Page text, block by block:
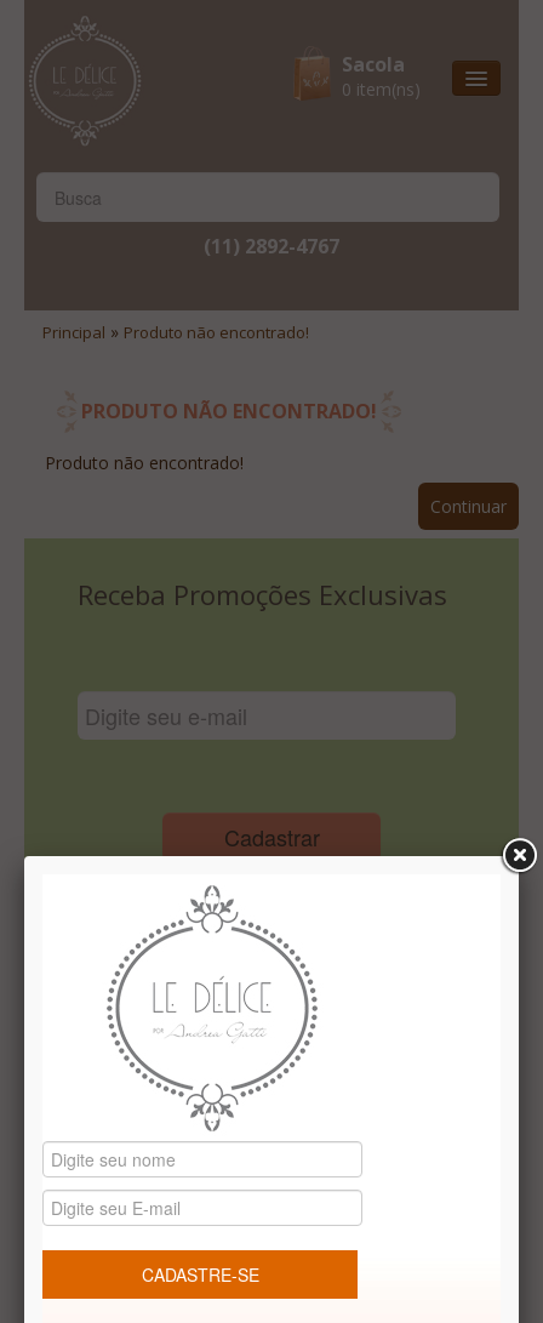
Sacola
0 item(ns)
Natal & 2017
Lista De Desejos
Minha Conta
Site Institucional
Lista De Desejos
(11) 2892-4767
Principal » Produto não encontrado!
PRODUTO NÃO ENCONTRADO!
Produto não encontrado!
Continuar
Receba Promoções Exclusivas
Cadastrar
Institucional
Quem Somos
Le Délice Atelier
Lista de comparação
Vale presentes
Produtos temáticos
REDES SOCIAIS